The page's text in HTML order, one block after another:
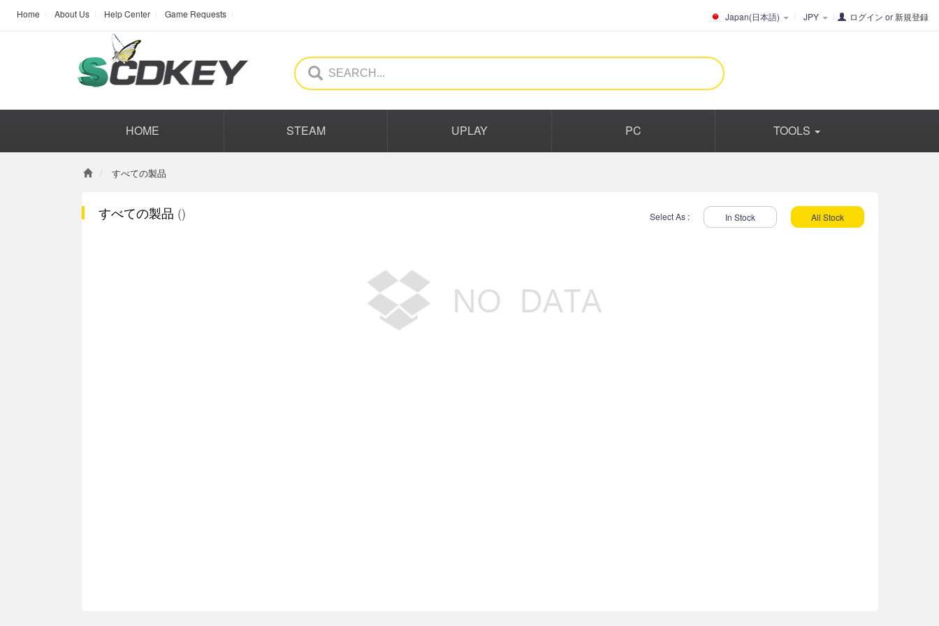
Home About Us Help Center Game Requests Japan(日本語) JPY ログイン or 新規登録
HOME STEAM UPLAY PC TOOLS
すべての製品
すべての製品 () Select As : In Stock All Stock